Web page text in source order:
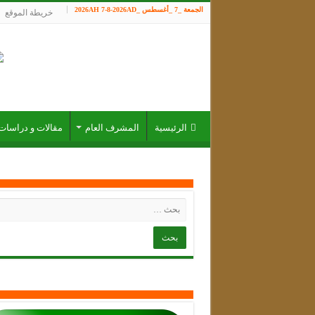
الجمعة _7 _أغسطس _2026AH 7-8-2026AD خريطة الموقع
الرئيسية المشرف العام مقالات و